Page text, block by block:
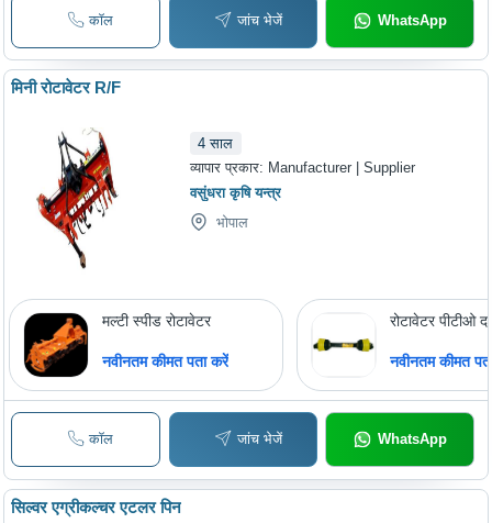
कॉल जांच भेजें WhatsApp
मिनी रोटावेटर R/F
4 साल
व्यापार प्रकार: Manufacturer | Supplier
वसुंधरा कृषि यन्त्र
भोपाल
मल्टी स्पीड रोटावेटर
नवीनतम कीमत पता करें
रोटावेटर पीटीओ
नवीनतम कीमत
कॉल जांच भेजें WhatsApp
सिल्वर एग्रीकल्चर एटलर पिन